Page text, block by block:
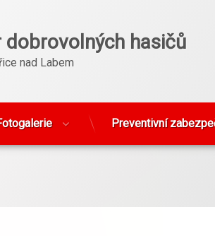
dobrovolných hasičů
nad Labem
Preventivní